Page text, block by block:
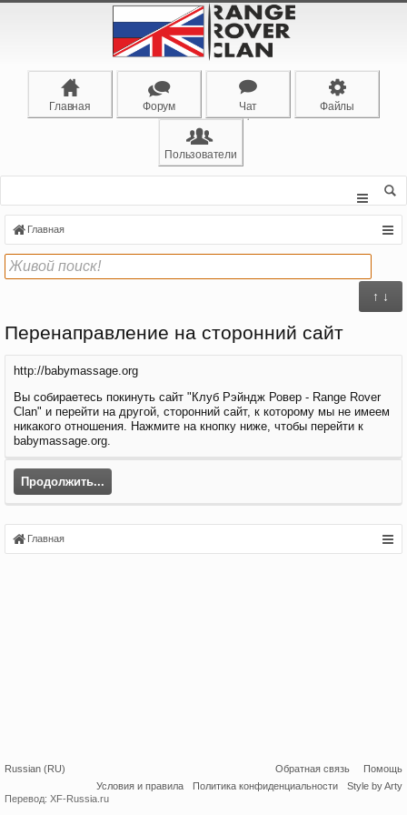
Главная Форум Чат Файлы
Пользователи
Главная
↑ ↓
Перенаправление на сторонний сайт
http://babymassage.org
Вы собираетесь покинуть сайт "Клуб Рэйндж Ровер - Range Rover
Clan" и перейти на другой, сторонний сайт, к которому мы не имеем
никакого отношения. Нажмите на кнопку ниже, чтобы перейти к
babymassage.org.
Продолжить...
Главная
Russian (RU) Обратная связь
Помощь
Условия и правила
Политика конфиденциальности
Style by Arty
Перевод: XF-Russia.ru